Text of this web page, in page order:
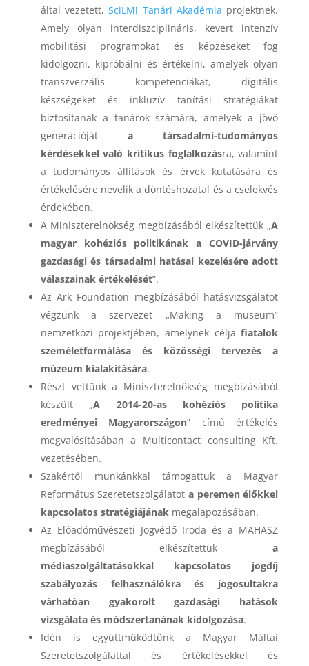
által vezetett,SciLMi Tanári Akadémia projektnek.
Amely olyan interdiszciplináris, kevert intenzív
mobilitási programokat és képzéseket fog
kidolgozni, kipróbálni és értékelni, amelyek olyan
transzverzális kompetenciákat, digitális
készségeket és inkluzív tanítási stratégiákat
biztosítanak a tanárok számára, amelyek a jövő
generációját a társadalmi-tudományos
kérdésekkel való kritikus foglalkozásra, valamint
a tudományos állítások és érvek kutatására és
értékelésére nevelik a döntéshozatal és a cselekvés
érdekében.
A Miniszterelnökség megbízásából elkészítettük „A
magyar kohéziós politikának a COVID-járvány
gazdasági és társadalmi hatásai kezelésére adott
válaszainak értékelését”.
Az Ark Foundation megbízásából hatásvizsgálatot
végzünk a szervezet „Making a museum”
nemzetközi projektjében, amelynek célja fiatalok
személetformálása és közösségi tervezés a
múzeum kialakítására.
Részt vettünk a Miniszterelnökség megbízásából
készült „A 2014-20-as kohéziós politika
eredményei Magyarországon” című értékelés
megvalósításában a Multicontact consulting Kft.
vezetésében.
Szakértői munkánkkal támogattuk a Magyar
Református Szeretetszolgálatot a peremen élőkkel
kapcsolatos stratégiájánakmegalapozásában.
Az Előadóművészeti Jogvédő Iroda és a MAHASZ
megbízásából elkészítettüka
médiaszolgáltatásokkal kapcsolatos jogdíj
szabályozás felhasználókra és jogosultakra
várhatóan gyakorolt gazdasági hatások
vizsgálata és módszertanának kidolgozása.
Idén is együttműködtünk a Magyar Máltai
Szeretetszolgálattal és értékelésekkel és